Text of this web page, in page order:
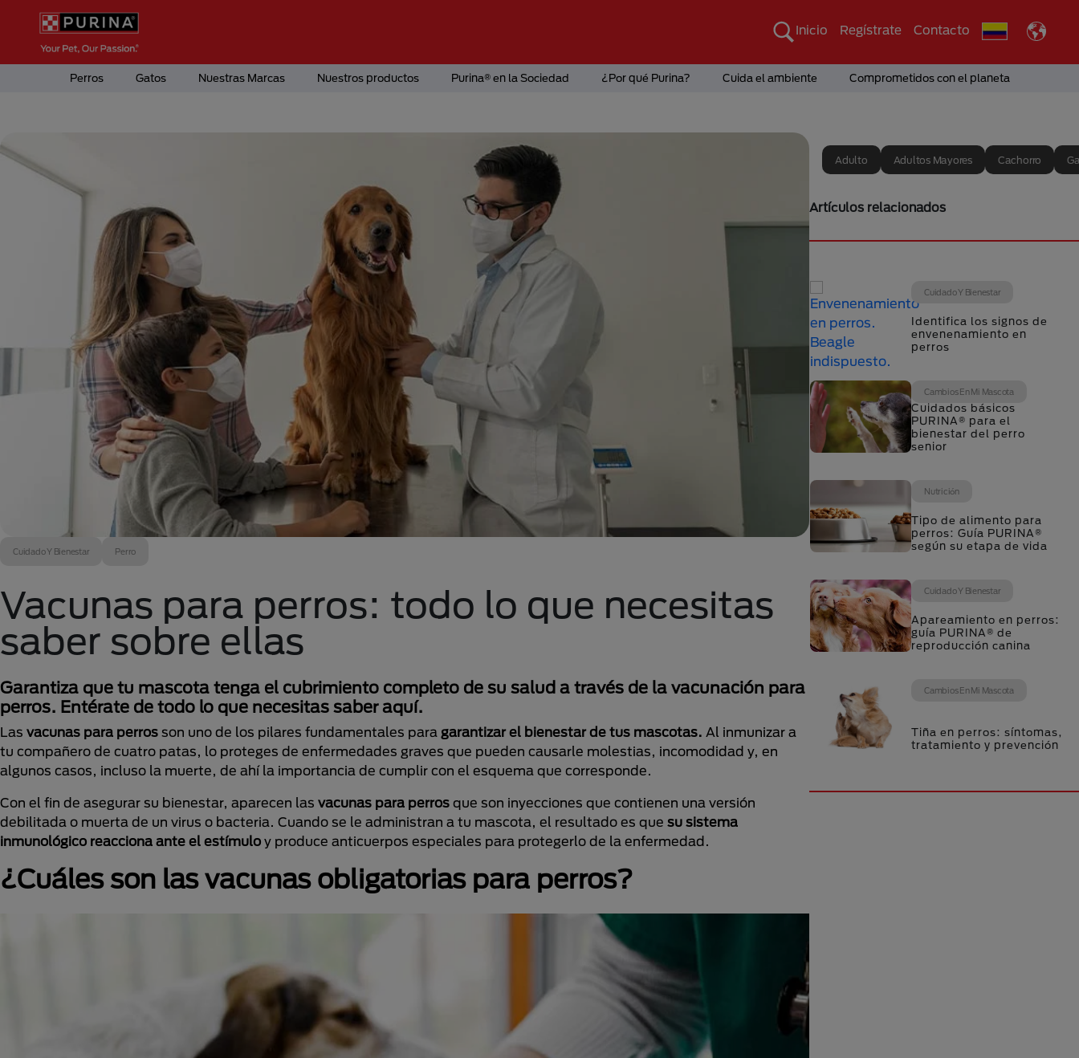
Pasar al contenido principal
Menú Secundario Purina
Inicio Regístrate Contacto
Menú Principal Purina
Perros Gatos Nuestras Marcas Nuestros productos Purina® en la Sociedad ¿Por qué Purina? Cuida el ambiente Comprometidos con el planeta
Cuidado Y Bienestar Perro
Vacunas para perros: todo lo que necesitas
saber sobre ellas
Garantiza que tu mascota tenga el cubrimiento completo de su salud a través de la vacunación para
perros. Entérate de todo lo que necesitas saber aquí.
Las vacunas para perros son uno de los pilares fundamentales para garantizar el bienestar de tus mascotas. Al inmunizar a
tu compañero de cuatro patas, lo proteges de enfermedades graves que pueden causarle molestias, incomodidad y, en
algunos casos, incluso la muerte, de ahí la importancia de cumplir con el esquema que corresponde.
Con el fin de asegurar su bienestar, aparecen las vacunas para perros que son inyecciones que contienen una versión
debilitada o muerta de un virus o bacteria. Cuando se le administran a tu mascota, el resultado es que su sistema
inmunológico reacciona ante el estímulo y produce anticuerpos especiales para protegerlo de la enfermedad.
¿Cuáles son las vacunas obligatorias para perros?
Adulto Adultos Mayores Cachorro
Artículos relacionados
Cuidado Y Bienestar
Identifica los signos de
envenenamiento en
perros
Cambios En Mi Mascota
Cuidados básicos
PURINA® para el
bienestar del perro
senior
Nutrición
Tipo de alimento para
perros: Guía PURINA®
según su etapa de vida
Cuidado Y Bienestar
Apareamiento en perros:
guía PURINA® de
reproducción canina
Cambios En Mi Mascota
Tiña en perros: síntomas,
tratamiento y prevención